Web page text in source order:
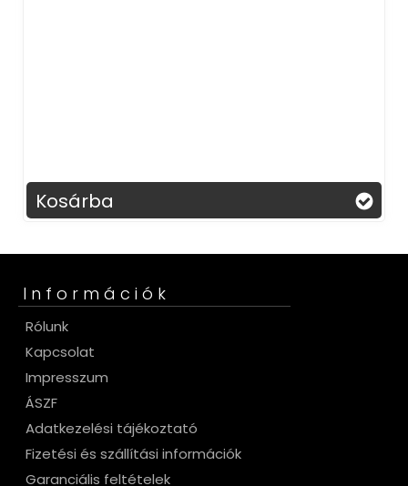
Kosárba
Információk
Rólunk
Kapcsolat
Impresszum
ÁSZF
Adatkezelési tájékoztató
Fizetési és szállítási információk
Garanciális feltételek